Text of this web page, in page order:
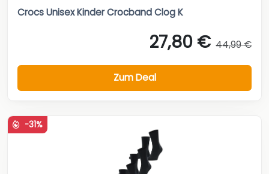
Crocs Unisex Kinder Crocband Clog K
27,80 € 44,99 €
Zum Deal
-31%